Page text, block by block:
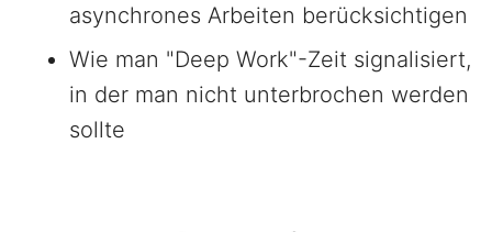
asynchrones Arbeiten berücksichtigen
Wie man "Deep Work"-Zeit signalisiert,
in der man nicht unterbrochen werden
sollte